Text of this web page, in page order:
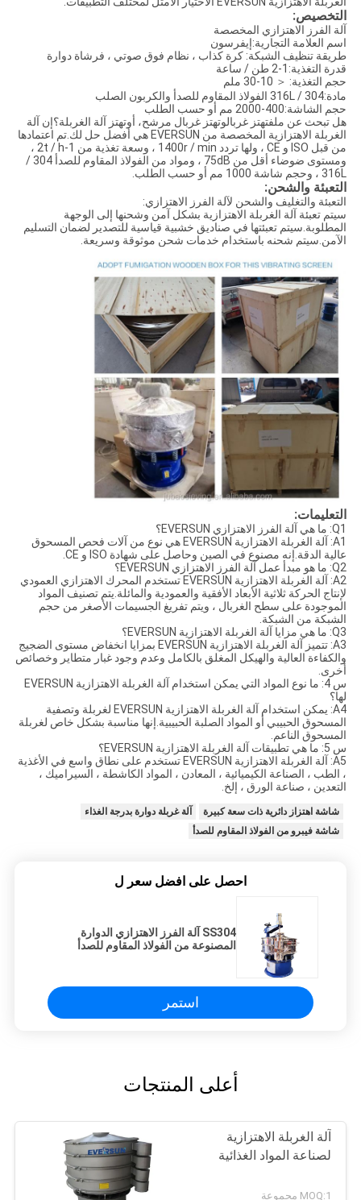
التخصيص:
آلة الفرز الاهتزازي المخصصة
اسم العلامة التجارية:إيفرسون
طريقة تنظيف الشبكة: كرة كذاب ، نظام فوق صوتي ، فرشاة دوارة
قدرة التغذية: 1-2 طن / ساعة
حجم التغذية: ＜ 10-30 ملم
مادة:304 / 316L الفولاذ المقاوم للصدأ والكربون الصلب
حجم الشاشة:400-2000 مم أو حسب الطلب
هل تبحث عن ملفتهتز غربالوتهتز غربال مرشح، أوتهتز آلة الغربلة؟إن آلة
الغربلة الاهتزازية المخصصة من EVERSUN هي أفضل حل لك.تم اعتمادها
من قبل ISO و CE ، ولها تردد 1400r / min ، وسعة تغذية من 1-2t / h ،
ومستوى ضوضاء أقل من 75dB ، ومواد من الفولاذ المقاوم للصدأ 304 /
316L ، وحجم شاشة 1000 مم أو حسب الطلب.
التعبئة والشحن:
التعبئة والتغليف والشحن لآلة الفرز الاهتزازي:
سيتم تعبئة آلة الغربلة الاهتزازية بشكل آمن وشحنها إلى الوجهة
المطلوبة.سيتم تعبئتها في صناديق خشبية قياسية للتصدير لضمان التسليم
الآمن.سيتم شحنه باستخدام خدمات شحن موثوقة وسريعة.
التعليمات:
Q1: ما هي آلة الفرز الاهتزازي EVERSUN؟
A1: آلة الغربلة الاهتزازية EVERSUN هي نوع من آلات فحص المسحوق
عالية الدقة.إنه مصنوع في الصين وحاصل على شهادة ISO و CE.
Q2: ما هو مبدأ عمل آلة الفرز الاهتزازي EVERSUN؟
A2: آلة الغربلة الاهتزازية EVERSUN تستخدم المحرك الاهتزازي العمودي
لإنتاج الحركة ثلاثية الأبعاد الأفقية والعمودية والمائلة.يتم تصنيف المواد
الموجودة على سطح الغربال ، ويتم تفريغ الجسيمات الأصغر من حجم
الشبكة من الشبكة.
Q3: ما هي مزايا آلة الغربلة الاهتزازية EVERSUN؟
A3: تتميز آلة الغربلة الاهتزازية EVERSUN بمزايا انخفاض مستوى الضجيج
والكفاءة العالية والهيكل المغلق بالكامل وعدم وجود غبار متطاير وخصائص
أخرى.
س 4: ما نوع المواد التي يمكن استخدام آلة الغربلة الاهتزازية EVERSUN
لها؟
A4: يمكن استخدام آلة الغربلة الاهتزازية EVERSUN لغربلة وتصفية
المسحوق الحبيبي أو المواد الصلبة الحبيبية.إنها مناسبة بشكل خاص لغربلة
المسحوق الناعم.
س 5: ما هي تطبيقات آلة الغربلة الاهتزازية EVERSUN؟
A5: آلة الغربلة الاهتزازية EVERSUN تستخدم على نطاق واسع في الأغذية
، الطب ، الصناعة الكيميائية ، المعادن ، المواد الكاشطة ، السيراميك ،
التعدين ، صناعة الورق ، إلخ.
شاشة اهتزاز دائرية ذات سعة كبيرة
آلة غربلة دوارة بدرجة الغذاء
شاشة فيبرو من الفولاذ المقاوم للصدأ
احصل على افضل سعر ل
SS304 آلة الفرز الاهتزازي الدوارة
المصنوعة من الفولاذ المقاوم للصدأ
استمر
أعلى المنتجات
آلة الغربلة الاهتزازية
لصناعة المواد الغذائية
MOQ:1 مجموعة